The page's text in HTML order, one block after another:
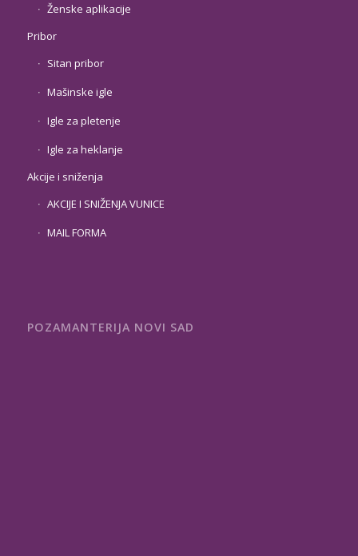
Ženske aplikacije
Pribor
Sitan pribor
Mašinske igle
Igle za pletenje
Igle za heklanje
Akcije i sniženja
AKCIJE I SNIŽENJA VUNICE
MAIL FORMA
POZAMANTERIJA NOVI SAD